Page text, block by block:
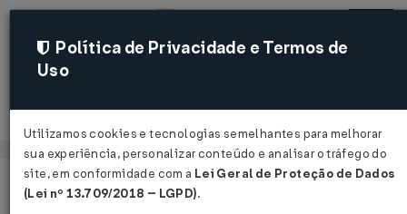
Acessar
Página Inicial Legislações
Política de Privacidade e Termos de
Uso
Utilizamos cookies e tecnologias semelhantes para melhorar
sua experiência, personalizar conteúdo e analisar o tráfego do
site, em conformidade com a Lei Geral de Proteção de Dados
(Lei nº 13.709/2018 – LGPD).